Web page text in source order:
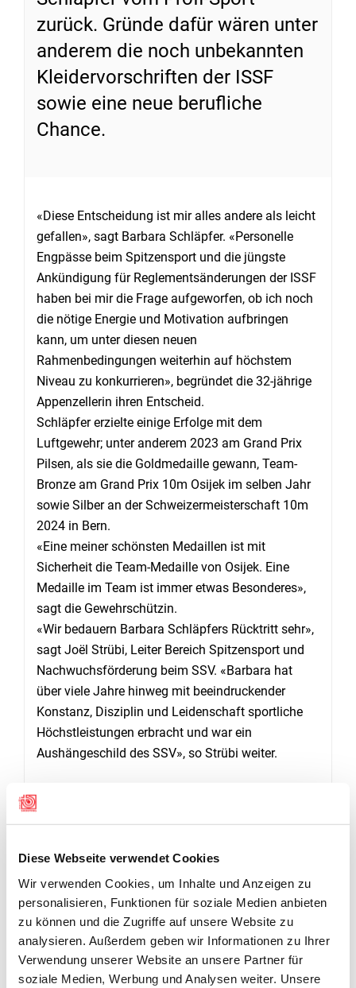
Diese Webseite verwendet Cookies
Wir verwenden Cookies, um Inhalte und Anzeigen zu
personalisieren, Funktionen für soziale Medien anbieten
zu können und die Zugriffe auf unsere Website zu
analysieren. Außerdem geben wir Informationen zu Ihrer
Verwendung unserer Website an unsere Partner für
soziale Medien, Werbung und Analysen weiter. Unsere
zurück. Gründe dafür wären unter
anderem die noch unbekannten
Kleidervorschriften der ISSF
sowie eine neue berufliche
Chance.
«Diese Entscheidung ist mir alles andere als leicht
gefallen», sagt Barbara Schläpfer. «Personelle
Engpässe beim Spitzensport und die jüngste
Ankündigung für Reglementsänderungen der ISSF
haben bei mir die Frage aufgeworfen, ob ich noch
die nötige Energie und Motivation aufbringen
kann, um unter diesen neuen
Rahmenbedingungen weiterhin auf höchstem
Niveau zu konkurrieren», begründet die 32-jährige
Appenzellerin ihren Entscheid.
Schläpfer erzielte einige Erfolge mit dem
Luftgewehr; unter anderem 2023 am Grand Prix
Pilsen, als sie die Goldmedaille gewann, Team-
Bronze am Grand Prix 10m Osijek im selben Jahr
sowie Silber an der Schweizermeisterschaft 10m
2024 in Bern.
«Eine meiner schönsten Medaillen ist mit
Sicherheit die Team-Medaille von Osijek. Eine
Medaille im Team ist immer etwas Besonderes»,
sagt die Gewehrschützin.
«Wir bedauern Barbara Schläpfers Rücktritt sehr»,
sagt Joël Strübi, Leiter Bereich Spitzensport und
Nachwuchsförderung beim SSV. «Barbara hat
über viele Jahre hinweg mit beeindruckender
Konstanz, Disziplin und Leidenschaft sportliche
Höchstleistungen erbracht und war ein
Aushängeschild des SSV», so Strübi weiter.
drei Jahre dauert. Ihre Ausbildung schliesst sie
dann mit dem «Doktor der Philosophie» (PhD) ab.
«Das lässt sich nicht mit dem Spitzensport
vereinbaren», erklärt Barbara Schläpfer. «Was ich
aus dieser Zeit mitnehme, ist jedoch unbezahlbar:
unzählige wertvolle Erinnerungen, prägende
Erfahrungen auf und neben dem Schiessstand